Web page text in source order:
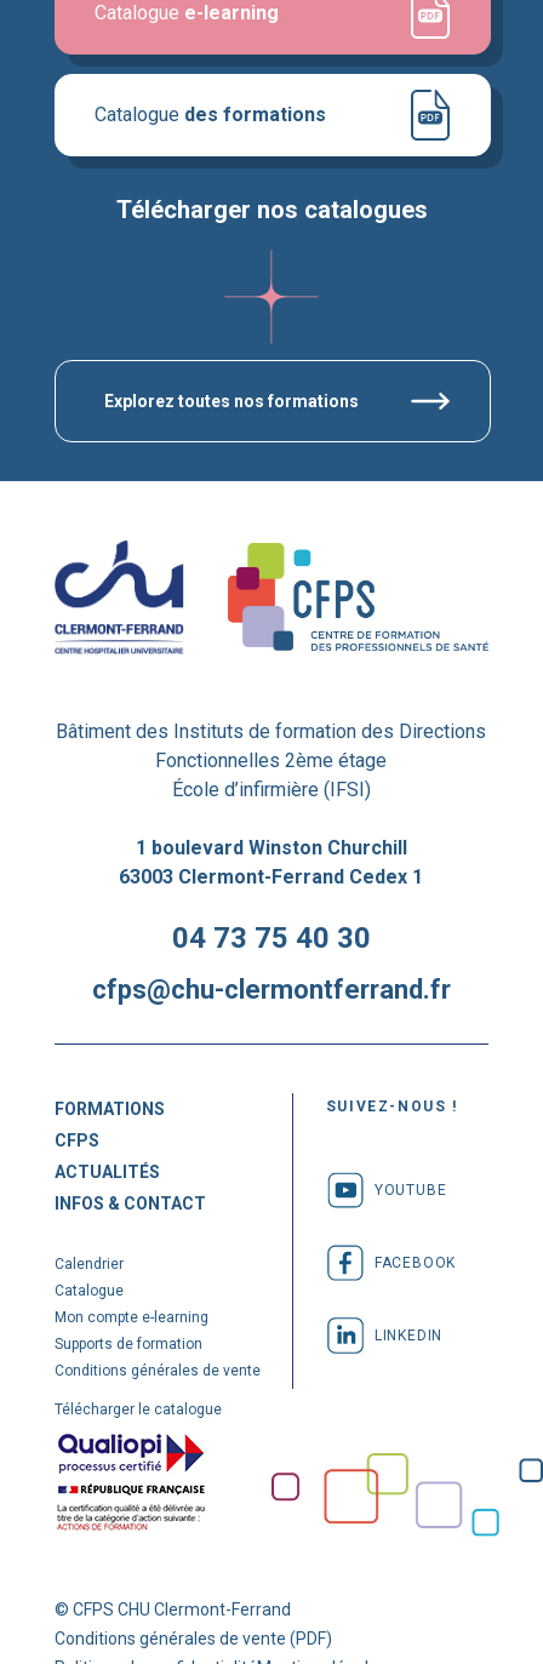
Explorez toutes nos formations
Télécharger nos catalogues
Catalogue des formations
Catalogue e-learning
Bâtiment des Instituts de formation des Directions
Fonctionnelles 2ème étage
École d’infirmière (IFSI)
1 boulevard Winston Churchill
63003 Clermont-Ferrand Cedex 1
04 73 75 40 30
cfps@chu-clermontferrand.fr
FORMATIONS
CFPS
ACTUALITÉS
INFOS & CONTACT
Calendrier
Catalogue
Mon compte e-learning
Supports de formation
Conditions générales de vente
Télécharger le catalogue
SUIVEZ-NOUS !
YOUTUBE
FACEBOOK
LINKEDIN
© CFPS CHU Clermont-Ferrand
Conditions générales de vente (PDF)